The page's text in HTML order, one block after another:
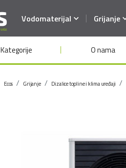
Vodomaterijal Grijanje
Kategorije O nama
Ecos Grijanje Dizalice topline i klima uređaji